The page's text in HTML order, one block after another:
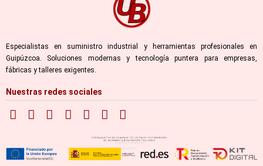
Especialistas en suministro industrial y herramientas profesionales en
Guipúzcoa. Soluciones modernas y tecnología puntera para empresas,
fábricas y talleres exigentes.
Nuestras redes sociales